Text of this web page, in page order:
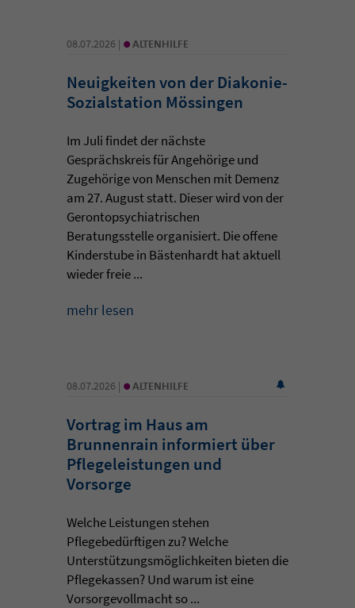
08.07.2026 | • ALTENHILFE
Neuigkeiten von der Diakonie-
Sozialstation Mössingen
Im Juli findet der nächste
Gesprächskreis für Angehörige und
Zugehörige von Menschen mit Demenz
am 27. August statt. Dieser wird von der
Gerontopsychiatrischen
Beratungsstelle organisiert. Die offene
Kinderstube in Bästenhardt hat aktuell
wieder freie ...
mehr lesen
08.07.2026 | • ALTENHILFE
Vortrag im Haus am
Brunnenrain informiert über
Pflegeleistungen und
Vorsorge
Welche Leistungen stehen
Pflegebedürftigen zu? Welche
Unterstützungsmöglichkeiten bieten die
Pflegekassen? Und warum ist eine
Vorsorgevollmacht so ...